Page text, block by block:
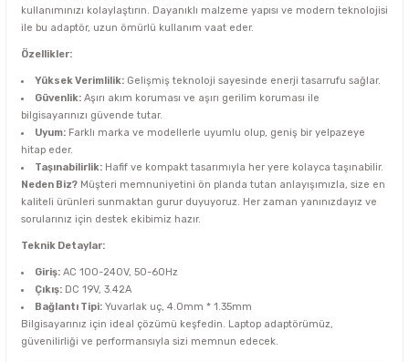
kullanımınızı kolaylaştırın. Dayanıklı malzeme yapısı ve modern teknolojisi
ile bu adaptör, uzun ömürlü kullanım vaat eder.
Özellikler:
Yüksek Verimlilik: Gelişmiş teknoloji sayesinde enerji tasarrufu sağlar.
Güvenlik: Aşırı akım koruması ve aşırı gerilim koruması ile
bilgisayarınızı güvende tutar.
Uyum: Farklı marka ve modellerle uyumlu olup, geniş bir yelpazeye
hitap eder.
Taşınabilirlik: Hafif ve kompakt tasarımıyla her yere kolayca taşınabilir.
Neden Biz? Müşteri memnuniyetini ön planda tutan anlayışımızla, size en
kaliteli ürünleri sunmaktan gurur duyuyoruz. Her zaman yanınızdayız ve
sorularınız için destek ekibimiz hazır.
Teknik Detaylar:
Giriş: AC 100-240V, 50-60Hz
Çıkış: DC 19V, 3.42A
Bağlantı Tipi: Yuvarlak uç, 4.0mm * 1.35mm
Bilgisayarınız için ideal çözümü keşfedin. Laptop adaptörümüz,
güvenilirliği ve performansıyla sizi memnun edecek.